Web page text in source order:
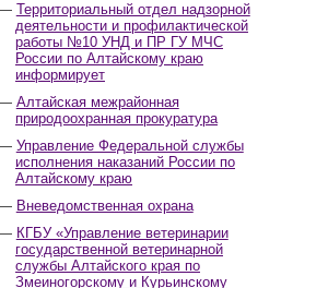
Территориальный отдел надзорной
деятельности и профилактической
работы №10 УНД и ПР ГУ МЧС
России по Алтайскому краю
информирует
Алтайская межрайонная
природоохранная прокуратура
Управление Федеральной службы
исполнения наказаний России по
Алтайскому краю
Вневедомственная охрана
КГБУ «Управление ветеринарии
государственной ветеринарной
службы Алтайского края по
Змеиногорскому и Курьинскому